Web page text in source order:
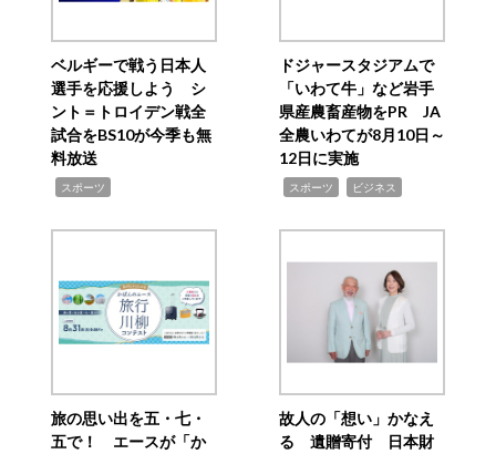
ベルギーで戦う日本人
選手を応援しよう シ
ント＝トロイデン戦全
試合をBS10が今季も無
料放送
スポーツ
ドジャースタジアムで
「いわて牛」など岩手
県産農畜産物をPR JA
全農いわてが8月10日～
12日に実施
スポーツ ビジネス
旅の思い出を五・七・
五で！ エースが「か
故人の「想い」かなえ
る 遺贈寄付 日本財